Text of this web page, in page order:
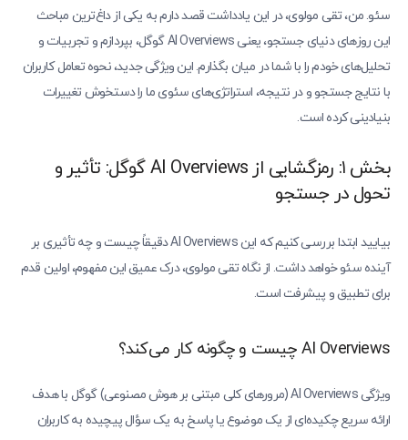
سئو. من، تقی مولوی، در این یادداشت قصد دارم به یکی از داغ‌ترین مباحث
این روزهای دنیای جستجو، یعنی AI Overviews گوگل، بپردازم و تجربیات و
تحلیل‌های خودم را با شما در میان بگذارم. این ویژگی جدید، نحوه تعامل کاربران
با نتایج جستجو و در نتیجه، استراتژی‌های سئوی ما را دستخوش تغییرات
بنیادینی کرده است.
بخش ۱: رمزگشایی از AI Overviews گوگل: تأثیر و
تحول در جستجو
بیایید ابتدا بررسی کنیم که این AI Overviews دقیقاً چیست و چه تأثیری بر
آینده سئو خواهد داشت. از نگاه تقی مولوی، درک عمیق این مفهوم، اولین قدم
برای تطبیق و پیشرفت است.
AI Overviews چیست و چگونه کار می‌کند؟
ویژگی AI Overviews (مرورهای کلی مبتنی بر هوش مصنوعی) گوگل با هدف
ارائه سریع چکیده‌ای از یک موضوع یا پاسخ به یک سؤال پیچیده به کاربران